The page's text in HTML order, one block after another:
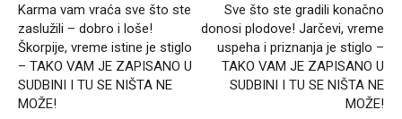
Karma vam vraća sve što ste
zaslužili – dobro i loše!
Škorpije, vreme istine je stiglo
– TAKO VAM JE ZAPISANO U
SUDBINI I TU SE NIŠTA NE
MOŽE!
Sve što ste gradili konačno
donosi plodove! Jarčevi, vreme
uspeha i priznanja je stiglo –
TAKO VAM JE ZAPISANO U
SUDBINI I TU SE NIŠTA NE
MOŽE!